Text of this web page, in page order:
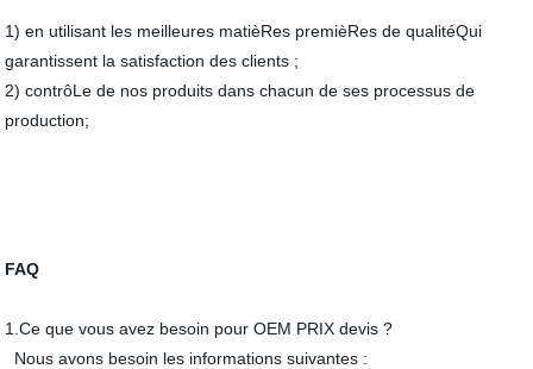
1) en utilisant les meilleures matièRes premièRes de qualitéQui
garantissent la satisfaction des clients ;
2) contrôLe de nos produits dans chacun de ses processus de
production;
FAQ
1.Ce que vous avez besoin pour OEM PRIX devis ?
Nous avons besoin les informations suivantes :